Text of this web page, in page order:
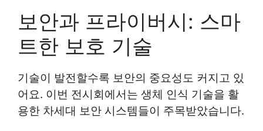
보안과 프라이버시: 스마
트한 보호 기술
기술이 발전할수록 보안의 중요성도 커지고 있
어요. 이번 전시회에서는 생체 인식 기술을 활
용한 차세대 보안 시스템들이 주목받았습니다.